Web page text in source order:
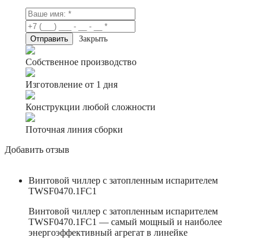
Закрыть
Собственное производство
Изготовление от 1 дня
Конструкции любой сложности
Поточная линия сборки
Добавить отзыв
Винтовой чиллер с затопленным испарителем
TWSF0470.1FC1
Винтовой чиллер с затопленным испарителем
TWSF0470.1FC1 — самый мощный и наиболее
энергоэффективный агрегат в линейке